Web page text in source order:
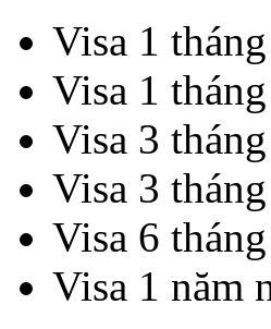
Visa 1
Visa 1
Visa 3
Visa 3
Visa 6
Visa 1 năm